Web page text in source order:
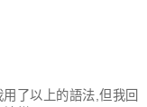
了以上的語法,但我回